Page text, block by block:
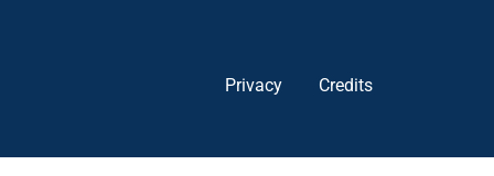
Privacy Credits